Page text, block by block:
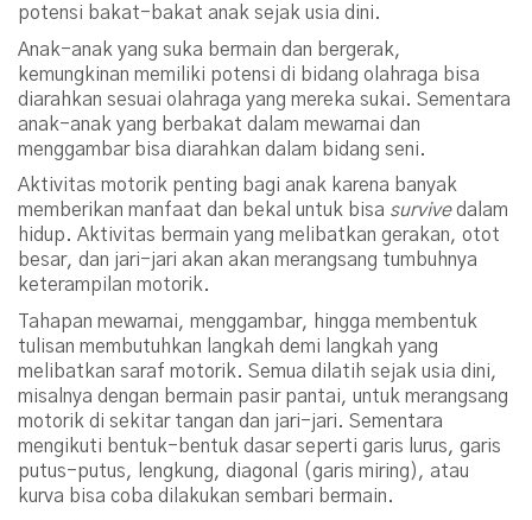
potensi bakat-bakat anak sejak usia dini.
Anak-anak yang suka bermain dan bergerak,
kemungkinan memiliki potensi di bidang olahraga bisa
diarahkan sesuai olahraga yang mereka sukai. Sementara
anak-anak yang berbakat dalam mewarnai dan
menggambar bisa diarahkan dalam bidang seni.
Aktivitas motorik penting bagi anak karena banyak
memberikan manfaat dan bekal untuk bisa survivedalam
hidup. Aktivitas bermain yang melibatkan gerakan, otot
besar, dan jari-jari akan akan merangsang tumbuhnya
keterampilan motorik.
Tahapan mewarnai, menggambar, hingga membentuk
tulisan membutuhkan langkah demi langkah yang
melibatkan saraf motorik. Semua dilatih sejak usia dini,
misalnya dengan bermain pasir pantai, untuk merangsang
motorik di sekitar tangan dan jari-jari. Sementara
mengikuti bentuk-bentuk dasar seperti garis lurus, garis
putus-putus, lengkung, diagonal (garis miring), atau
kurva bisa coba dilakukan sembari bermain.